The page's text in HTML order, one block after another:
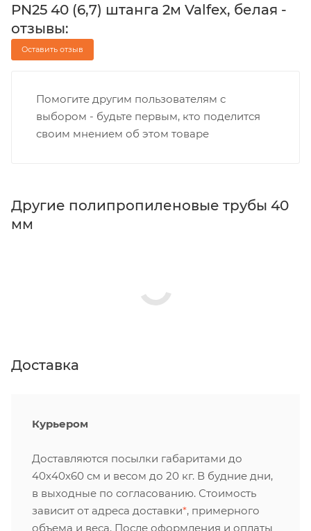
PN25 40 (6,7) штанга 2м Valfex, белая -
отзывы:
Оставить отзыв
Помогите другим пользователям с
выбором - будьте первым, кто поделится
своим мнением об этом товаре
Другие полипропиленовые трубы 40
мм
Доставка
Курьером
Доставляются посылки габаритами до
40х40х60 см и весом до 20 кг. В будние дни,
в выходные по согласованию. Стоимость
зависит от адреса доставки*, примерного
объема и веса. После оформления и оплаты